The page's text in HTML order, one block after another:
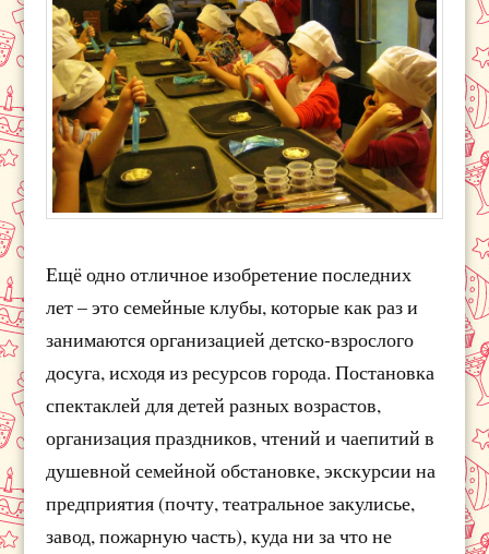
Ещё одно отличное изобретение последних
лет – это семейные клубы, которые как раз и
занимаются организацией детско-взрослого
досуга, исходя из ресурсов города. Постановка
спектаклей для детей разных возрастов,
организация праздников, чтений и чаепитий в
душевной семейной обстановке, экскурсии на
предприятия (почту, театральное закулисье,
завод, пожарную часть), куда ни за что не